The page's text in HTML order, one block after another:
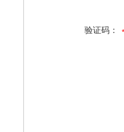
验证码：